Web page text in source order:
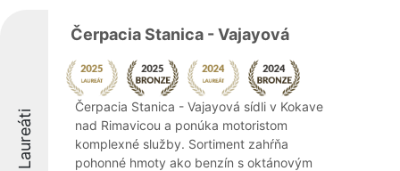
Laureáti
Čerpacia Stanica - Vajayová
Čerpacia Stanica - Vajayová sídli v Kokave
nad Rimavicou a ponúka motoristom
komplexné služby. Sortiment zahŕňa
pohonné hmoty ako benzín s oktánovým